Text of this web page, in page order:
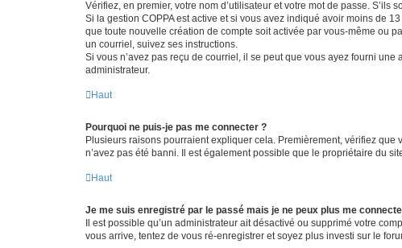
Vérifiez, en premier, votre nom d’utilisateur et votre mot de passe. S’ils
Si la gestion COPPA est active et si vous avez indiqué avoir moins de
que toute nouvelle création de compte soit activée par vous-même ou
un courriel, suivez ses instructions.
Si vous n’avez pas reçu de courriel, il se peut que vous ayez fourni
administrateur.
Haut
Pourquoi ne puis-je pas me connecter ?
Plusieurs raisons pourraient expliquer cela. Premièrement, vérifiez que
n’avez pas été banni. Il est également possible que le propriétaire du
Haut
Je me suis enregistré par le passé mais je ne peux plus me
Il est possible qu’un administrateur ait désactivé ou supprimé votre
vous arrive, tentez de vous ré-enregistrer et soyez plus investi sur le